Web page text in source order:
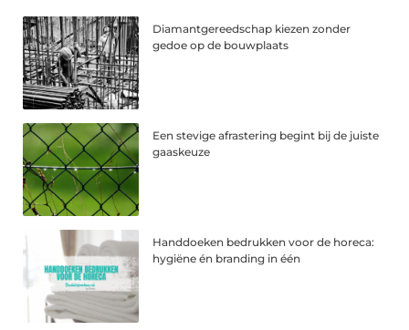
Diamantgereedschap kiezen zonder
gedoe op de bouwplaats
Een stevige afrastering begint bij de juiste
gaaskeuze
Handdoeken bedrukken voor de horeca:
hygiëne én branding in één